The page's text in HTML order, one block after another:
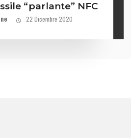
“parlante” NFC
22 Dicembre 2020